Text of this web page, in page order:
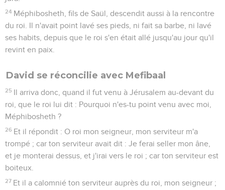
24 Méphibosheth, fils de Saül, descendit aussi à la rencontre
du roi. Il n'avait point lavé ses pieds, ni fait sa barbe, ni lavé
ses habits, depuis que le roi s'en était allé jusqu'au jour qu'il
revint en paix.
David se réconcilie avec Mefibaal
25 Il arriva donc, quand il fut venu à Jérusalem au-devant du
roi, que le roi lui dit : Pourquoi n'es-tu point venu avec moi,
Méphibosheth ?
26 Et il répondit : O roi mon seigneur, mon serviteur m'a
trompé ; car ton serviteur avait dit : Je ferai seller mon âne,
et je monterai dessus, et j'irai vers le roi ; car ton serviteur est
boiteux.
27 Et il a calomnié ton serviteur auprès du roi, mon seigneur ;